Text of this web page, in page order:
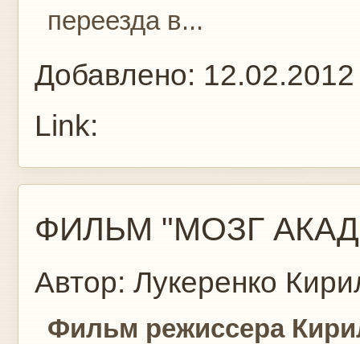
переезда в...
Добавлено: 12.02.2012
Link:
ФИЛЬМ "МОЗГ
Автор: Лукеренко
Фильм режиссера